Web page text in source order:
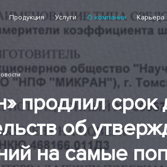
Продукция Услуги О компании Карьера
продлил срок
об
на самые